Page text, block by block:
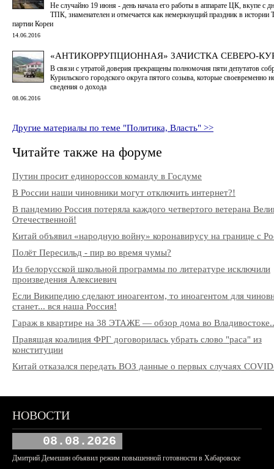
Не случайно 19 июня - день начала его работы в аппарате ЦК, вкупе с
ТПК, знаменателен и отмечается как немеркнущий праздник в истории
партии Кореи
14.06.2016
«АНТИКОРРУПЦИОННАЯ» ЗАЧИСТКА СЕВЕРО-
В связи с утратой доверия прекращены полномочия пяти депутатов
Курильского городского округа пятого созыва, которые своевременно
сведения о дохода
08.06.2016
Другие материалы по теме "Политика, Власть" >>
Читайте также на форуме
Путин просит единороссов команду в Госдуме
В России наши чиновники могут отключить интернет?!
В пандемию Россия потеряла каждого четвертого ветерана
Отечественной!
Китай объявил «народную войну» коронавирусу на границе с
Полёт Пересильд - пир во время чумы?
Из белорусской школьной программы по литературе исключили
произведения Алексиевич
Если Википедию сделают иноагентом, то иноагентом для
станет... вся наша Россия!
Гараж в квартире на 38 ЭТАЖЕ — обзор дома во
Правящая коалиция ФРГ договорилась убрать слово "раса" из
конституции
Китай отказался передать ВОЗ данные о первых случаях
НОВОСТИ
08.08.2026
Дмитрий Демешин объявил режим повышенной готовности в Хабаровске